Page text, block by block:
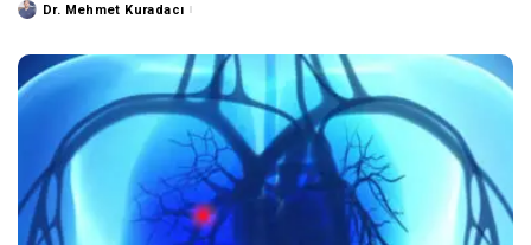
PostedDr. Mehmet Kuradacı